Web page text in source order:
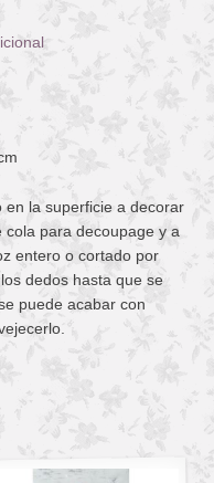
la superficie a decorar
para decoupage y a
entero o cortado por
dedos hasta que se
puede acabar con